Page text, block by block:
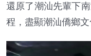
還原了潮汕先輩下
程，盡顯潮汕僑鄉文